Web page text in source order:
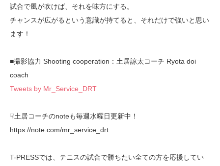
試合で風が吹けば、それを味方にする。
チャンスが広がるという意識が持てると、それだけで強いと思い
ます！
■撮影協力 Shooting cooperation：土居諒太コーチ Ryota doi
coach
Tweets by Mr_Service_DRT
☟土居コーチのnoteも毎週水曜日更新中！
https://note.com/mr_service_drt
T-PRESSでは、テニスの試合で勝ちたい全ての方を応援してい